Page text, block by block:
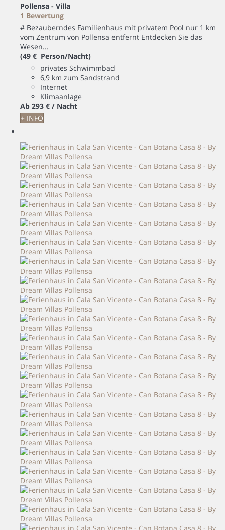
Pollensa - Villa
1 Bewertung
# Bezauberndes Familienhaus mit privatem Pool nur 1 km
vom Zentrum von Pollensa entfernt Entdecken Sie das
Wesen...
(49 € Person/Nacht)
privates Schwimmbad
6,9 km zum Sandstrand
Internet
Klimaanlage
Ab 293 € / Nacht
+ INFO